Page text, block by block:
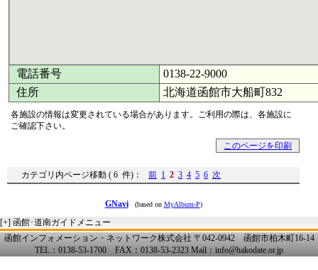
電話番号
0138-22-9000
住所
北海道函館市大船町832
各施設の情報は変更されている場合があります。ご利用の際は、各施設に
ご確認下さい。
このページを印刷
カテゴリ内ページ移動 ( 6 件)： 前 1 2 3 4 5 6 次
GNavi (based on MyAlbum-P)
[+] 函館･道南ガイドメニュー
函館インフォメーション・ネットワーク株式会社 〒042-0942 函館市柏木町16-14
TEL：0138-53-1700 FAX：0138-53-2323 Mail：info@hakodate.or.jp